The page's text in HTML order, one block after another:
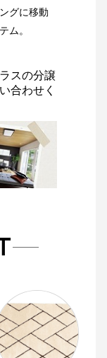
グに移動
ム。
スの分譲
合わせく